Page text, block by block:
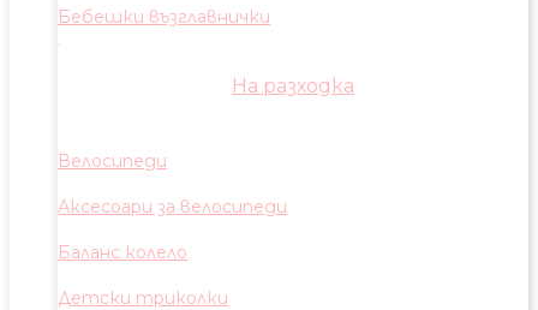
Бебешки възглавнички
На разходка
Велосипеди
Аксесоари за велосипеди
Баланс колело
Детски триколки